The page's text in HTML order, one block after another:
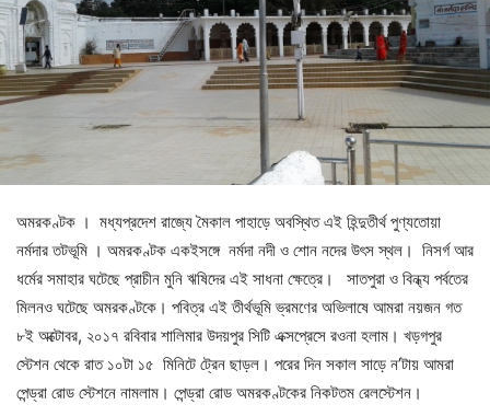
অমরকণ্টক । মধ্যপ্রদেশ রাজ্যে মৈকাল পাহাড়ে অবস্থিত এই হিন্দুতীর্থ পুণ্যতোয়া
নর্মদার তটভূমি । অমরকণ্টক একইসঙ্গে নর্মদা নদী ও শোন নদের উৎস স্থল। নিসর্গ আর
ধর্মের সমাহার ঘটেছে প্রাচীন মুনি ঋষিদের এই সাধনা ক্ষেত্রে। সাতপুরা ও বিন্ধ্য পর্বতের
মিলনও ঘটেছে অমরকণ্টকে। পবিত্র এই তীর্থভূমি ভ্রমণের অভিলাষে আমরা নয়জন গত
৮ই অক্টোবর, ২০১৭ রবিবার শালিমার উদয়পুর সিটি এক্সপ্রেসে রওনা হলাম। খড়গপুর
স্টেশন থেকে রাত ১০টা ১৫ মিনিটে ট্রেন ছাড়ল। পরের দিন সকাল সাড়ে ন’টায় আমরা
পেন্ড্রা রোড স্টেশনে নামলাম। পেন্ড্রা রোড অমরকণ্টকের নিকটতম রেলস্টেশন।